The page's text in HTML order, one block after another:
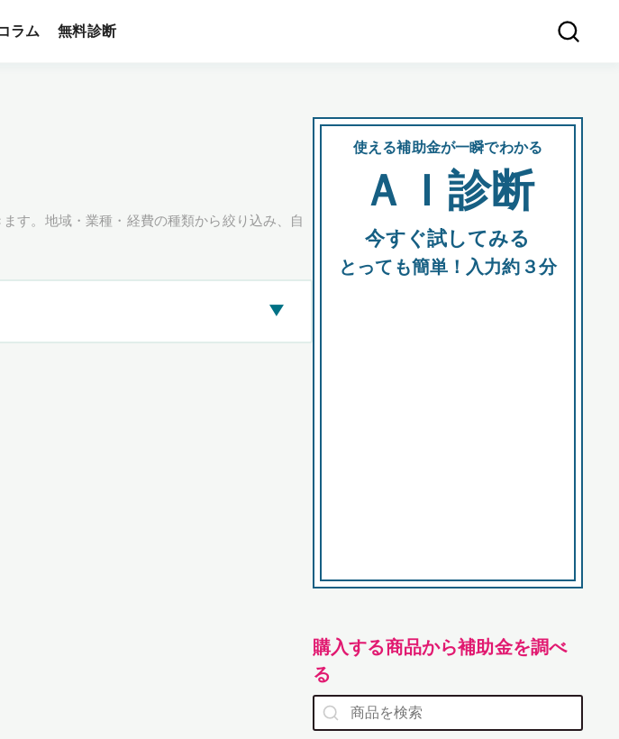
ラム 無料診断
す。地域・業種・経費の種類から絞り込み、自
▶
使える補助金が一瞬でわかる
ＡＩ診断
今すぐ試してみる
とっても簡単！入力約３分
購入する商品から補助金を調べ
る